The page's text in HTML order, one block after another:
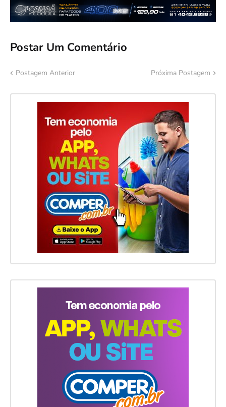
Postar Um Comentário
Postagem Anterior Próxima Postagem